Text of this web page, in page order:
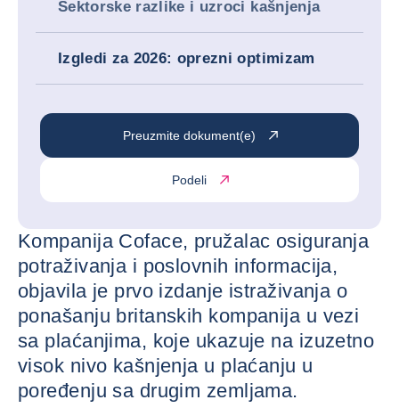
Sektorske razlike i uzroci kašnjenja
Izgledi za 2026: oprezni optimizam
Preuzmite dokument(e)
Podeli
Kompanija Coface, pružalac osiguranja
potraživanja i poslovnih informacija,
objavila je prvo izdanje istraživanja o
ponašanju britanskih kompanija u vezi
sa plaćanjima, koje ukazuje na izuzetno
visok nivo kašnjenja u plaćanju u
poređenju sa drugim zemljama.